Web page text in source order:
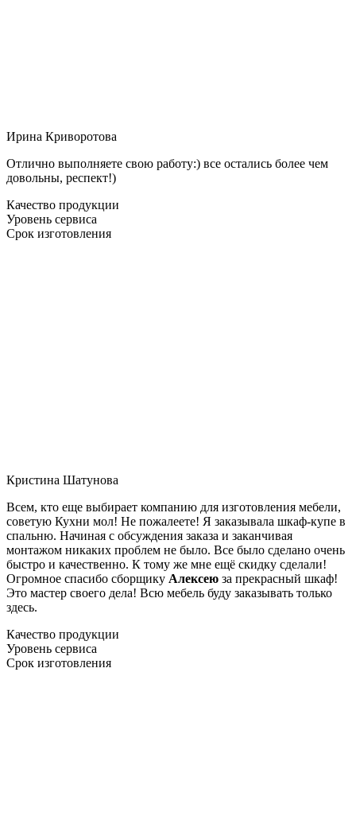
Ирина Криворотова
Отлично выполняете свою работу:) все остались более чем
довольны, респект!)
Качество продукции
Уровень сервиса
Срок изготовления
Кристина Шатунова
Всем, кто еще выбирает компанию для изготовления мебели,
советую Кухни мол! Не пожалеете! Я заказывала шкаф-купе в
спальню. Начиная с обсуждения заказа и заканчивая
монтажом никаких проблем не было. Все было сделано очень
быстро и качественно. К тому же мне ещё скидку сделали!
Огромное спасибо сборщику Алексею за прекрасный шкаф!
Это мастер своего дела! Всю мебель буду заказывать только
здесь.
Качество продукции
Уровень сервиса
Срок изготовления